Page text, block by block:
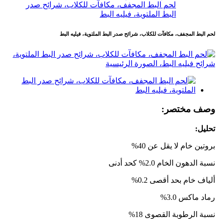
لحم البط المجفف، مكافآت للكلاب، شرائح صدر
البط الملتوية، فيليه البط
لحم البط المجفف، مكافآت للكلاب، شرائح صدر البط الملتوية، فيليه البط
وصف مختصر:
تحليل:
بروتين خام لا يقل عن 40%
نسبة الدهون الخام 2.0% كحد أدنى
ألياف خام بحد أقصى 0.2%
رماد ماكس 3.0%
نسبة الرطوبة القصوى 18%